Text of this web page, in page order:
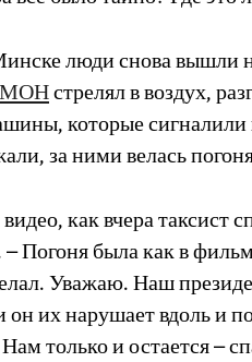
люди снова вышли
стрелял в воздух,
которые сигналили
за ними велась
как вчера таксист
Погоня была как в
Уважаю. Наш
он их нарушает вдоль и
Нам только и остается –